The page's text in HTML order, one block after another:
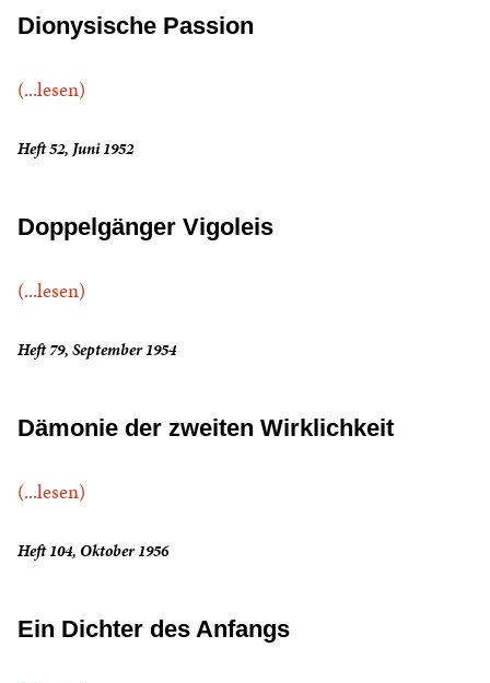
Dionysische Passion
(...lesen)
Heft 52, Juni 1952
Doppelgänger Vigoleis
(...lesen)
Heft 79, September 1954
Dämonie der zweiten Wirklichkeit
(...lesen)
Heft 104, Oktober 1956
Ein Dichter des Anfangs